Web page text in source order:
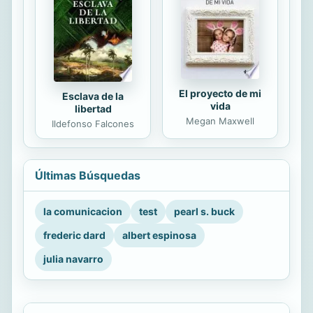
Esclava de la
libertad
Ildefonso Falcones
El proyecto de mi
vida
Megan Maxwell
Últimas Búsquedas
la comunicacion test
pearl s. buck
frederic dard
albert espinosa
julia navarro